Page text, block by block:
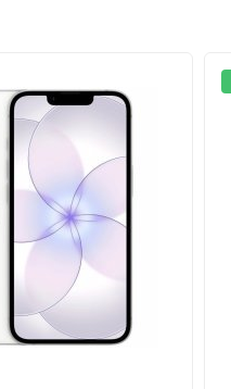
скорость интернета и
к аксессуарам делают
приключениям.
и долговечность.
партнер в повседневной
iPhone 15 Plus и